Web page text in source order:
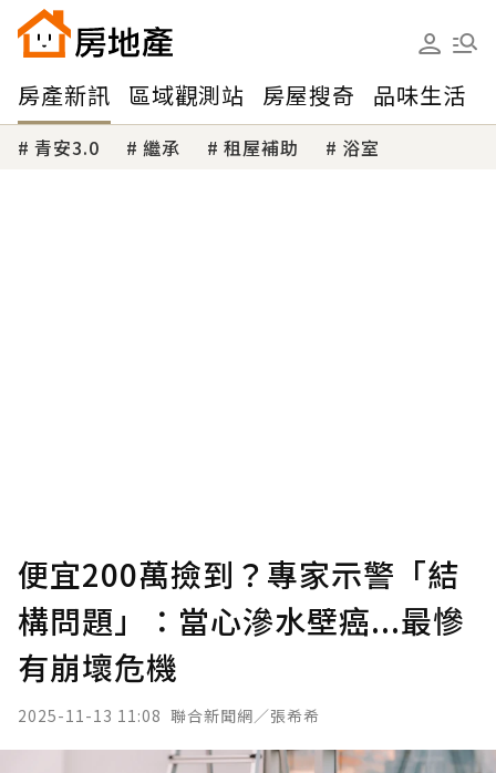
房產新訊 區域觀測站 房屋搜奇 品味生活
青安3.0 繼承 租屋補助 浴室
便宜200萬撿到？專家示警「結
構問題」：當心滲水壁癌...最慘
有崩壞危機
2025-11-13 11:08 聯合新聞網／張希希